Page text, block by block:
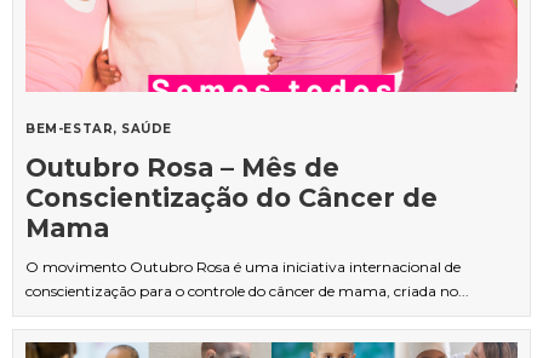
BEM-ESTAR SAÚDE
Outubro Rosa – Mês de
Conscientização do Câncer de
Mama
O movimento Outubro Rosa é uma iniciativa internacional de
conscientização para o controle do câncer de mama, criada no...